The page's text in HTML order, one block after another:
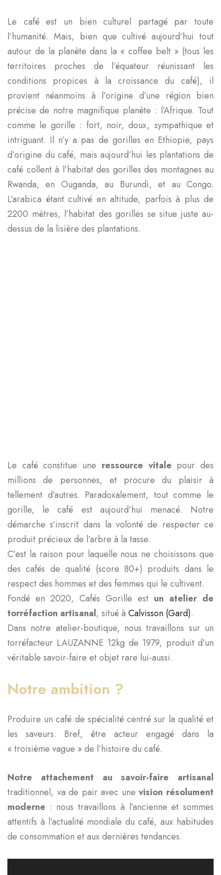
Le café est un bien culturel partagé par toute
l’humanité. Mais, bien que cultivé aujourd’hui tout
autour de la planète dans la « coffee belt » (tous les
territoires proches de l’équateur réunissant les
conditions propices à la croissance du café), il
provient néanmoins à l’origine d’une région bien
précise de notre magnifique planète : l’Afrique. Tout
comme le gorille : fort, noir, doux, sympathique et
intriguant. Il n’y a pas de gorilles en Ethiopie, pays
d’origine du café, mais aujourd’hui les plantations de
café collent à l’habitat des gorilles des montagnes au
Rwanda, en Ouganda, au Burundi, et au Congo.
L’arabica étant cultivé en altitude, parfois à plus de
2200 mètres, l’habitat des gorilles se situe juste au-
dessus de la lisière des plantations.
Le café constitue une ressource vitale pour des
millions de personnes, et procure du plaisir à
tellement d’autres. Paradoxalement, tout comme le
gorille, le café est aujourd’hui menacé. Notre
démarche s’inscrit dans la volonté de respecter ce
produit précieux de l’arbre à la tasse.
C’est la raison pour laquelle nous ne choisissons que
des cafés de qualité (score 80+) produits dans le
respect des hommes et des femmes qui le cultivent.
Fondé en 2020, Cafés Gorille est un atelier de
torréfaction artisanal, situé à Calvisson (Gard).
Dans notre atelier-boutique, nous travaillons sur un
torréfacteur LAUZANNE 12kg de 1979, produit d’un
véritable savoir-faire et objet rare lui-aussi.
Notre ambition ?
Produire un café de spécialité centré sur la qualité et
les saveurs. Bref, être acteur engagé dans la
« troisième vague » de l’histoire du café.
Notre attachement au savoir-faire artisanal
traditionnel, va de pair avec unevision résolument
moderne : nous travaillons à l’ancienne et sommes
attentifs à l’actualité mondiale du café, aux habitudes
de consommation et aux dernières tendances.